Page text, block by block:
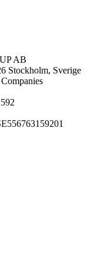
AB
Stockholm, Sverige